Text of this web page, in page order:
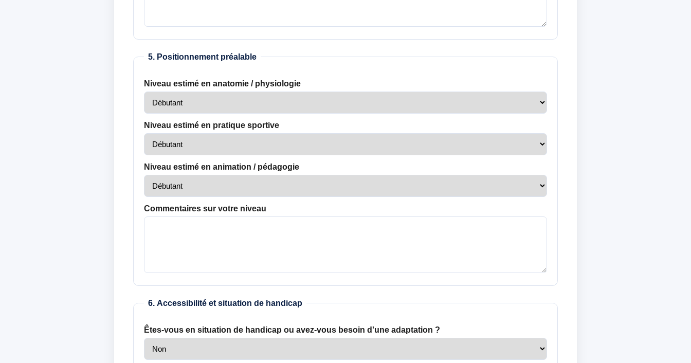
5. Positionnement préalable
Niveau estimé en anatomie / physiologie
Niveau estimé en pratique sportive
Niveau estimé en animation / pédagogie
Commentaires sur votre niveau
6. Accessibilité et situation de handicap
Êtes-vous en situation de handicap ou avez-vous besoin d'une adaptation ?